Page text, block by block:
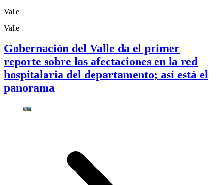
Valle
Valle
Gobernación del Valle da el primer
reporte sobre las afectaciones en la red
hospitalaria del departamento; así está el
panorama